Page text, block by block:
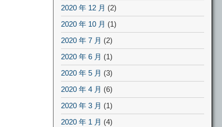
2020 年 12 月 (2)
2020 年 10 月 (1)
2020 年 7 月 (2)
2020 年 6 月 (1)
2020 年 5 月 (3)
2020 年 4 月 (6)
2020 年 3 月 (1)
2020 年 1 月 (4)